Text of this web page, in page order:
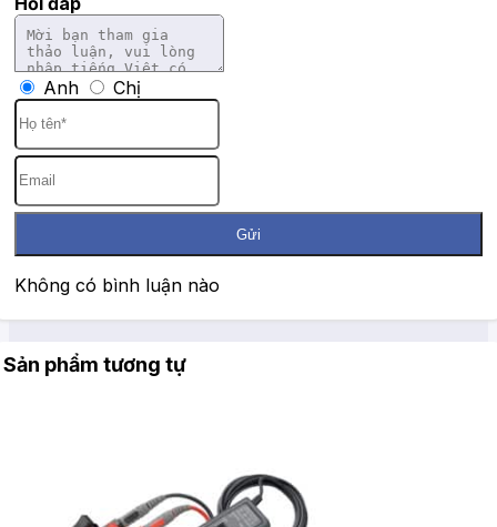
Anh Chị
Gửi
Không có bình luận nào
Sản phẩm tương tự